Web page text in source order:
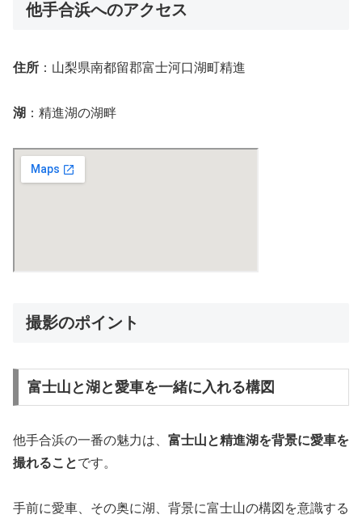
他手合浜へのアクセス
住所 ：山梨県南都留郡富士河口湖町精進
湖 ：精進湖の湖畔
撮影のポイント
富士山と湖と愛車を一緒に入れる構図
他手合浜の一番の魅力は、 富士山と精進湖を背景に愛車を
撮れることです。
手前に愛車、その奥に湖、背景に富士山の構図を意識する